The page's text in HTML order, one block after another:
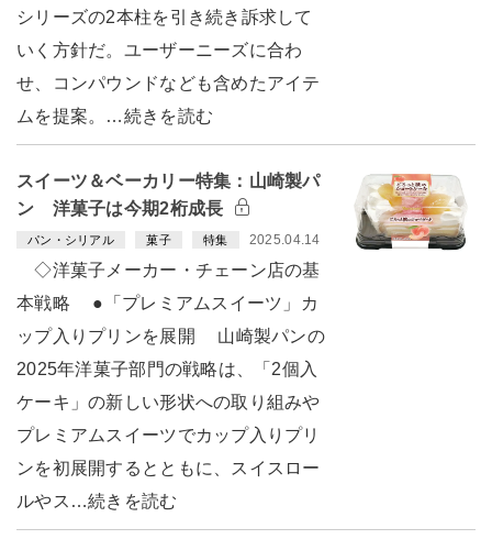
シリーズの2本柱を引き続き訴求して
いく方針だ。ユーザーニーズに合わ
せ、コンパウンドなども含めたアイテ
ムを提案。…続きを読む
スイーツ＆ベーカリー特集：山崎製パ
ン 洋菓子は今期2桁成長
パン・シリアル 菓子 特集 2025.04.14
◇洋菓子メーカー・チェーン店の基
本戦略 ●「プレミアムスイーツ」カ
ップ入りプリンを展開 山崎製パンの
2025年洋菓子部門の戦略は、「2個入
ケーキ」の新しい形状への取り組みや
プレミアムスイーツでカップ入りプリ
ンを初展開するとともに、スイスロー
ルやス…続きを読む